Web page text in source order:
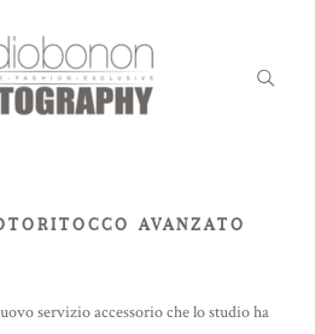
AVANZATO
servizio accessorio che lo studio ha